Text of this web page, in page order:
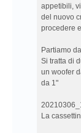
appetibili,
del nuovo
procedere
Partiamo
Si tratta di
un woofer
da 1"
La